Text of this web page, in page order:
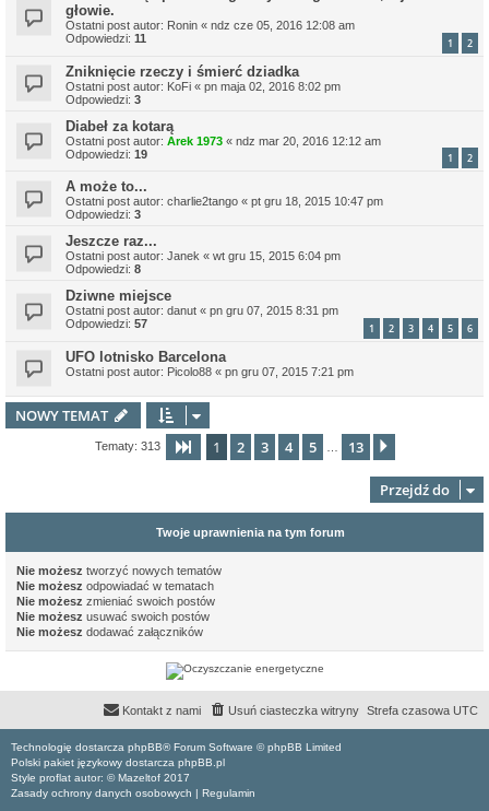
głowie.
Ostatni post autor: Ronin « ndz cze 05, 2016 12:08 am
Odpowiedzi: 11 1 2
Zniknięcie rzeczy i śmierć dziadka
Ostatni post autor: KoFi « pn maja 02, 2016 8:02 pm
Odpowiedzi: 3
Diabeł za kotarą
Ostatni post autor: Arek 1973 « ndz mar 20, 2016 12:12 am
Odpowiedzi: 19 1 2
A może to...
Ostatni post autor: charlie2tango « pt gru 18, 2015 10:47 pm
Odpowiedzi: 3
Jeszcze raz...
Ostatni post autor: Janek « wt gru 15, 2015 6:04 pm
Odpowiedzi: 8
Dziwne miejsce
Ostatni post autor: danut « pn gru 07, 2015 8:31 pm
Odpowiedzi: 57 1 2 3 4 5 6
UFO lotnisko Barcelona
Ostatni post autor: Picolo88 « pn gru 07, 2015 7:21 pm
NOWY TEMAT
Tematy: 313 Strona1 z13
1 2 3 4 5 13
Przejdź do
Twoje uprawnienia na tym forum
Nie możesz tworzyć nowych tematów
Nie możesz odpowiadać w tematach
Nie możesz zmieniać swoich postów
Nie możesz usuwać swoich postów
Nie możesz dodawać załączników
Strefa czasowa UTC
Usuń ciasteczka witryny
Kontakt z nami
Technologię dostarcza phpBB® Forum Software © phpBB Limited
Polski pakiet językowy dostarcza phpBB.pl
Style proflat autor: ©Mazeltof 2017
Zasady ochrony danych osobowych | Regulamin